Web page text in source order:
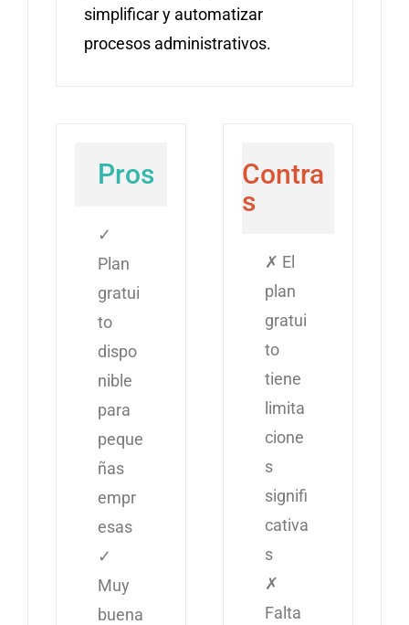
simplificar y automatizar
procesos administrativos.
Pros
✓
Plan
gratui
to
dispo
nible
para
peque
ñas
empr
esas
✓
Muy
buena
Contra
s
✗ El
plan
gratui
to
tiene
limita
cione
s
signifi
cativa
s
✗
Falta